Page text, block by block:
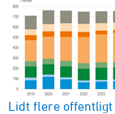
Lidt flere